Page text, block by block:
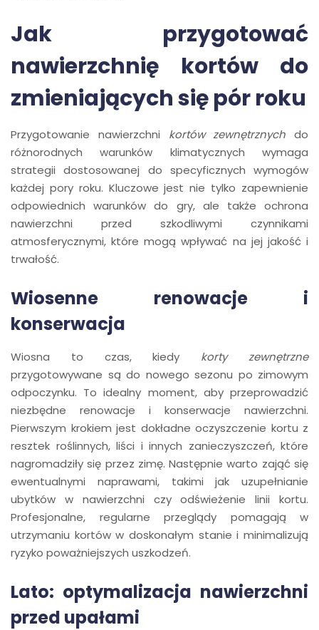
Jak przygotować
nawierzchnię kortów do
zmieniających się pór roku
Przygotowanie nawierzchni kortów zewnętrznych do
różnorodnych warunków klimatycznych wymaga
strategii dostosowanej do specyficznych wymogów
każdej pory roku. Kluczowe jest nie tylko zapewnienie
odpowiednich warunków do gry, ale także ochrona
nawierzchni przed szkodliwymi czynnikami
atmosferycznymi, które mogą wpływać na jej jakość i
trwałość.
Wiosenne renowacje i
konserwacja
Wiosna to czas, kiedy korty zewnętrzne
przygotowywane są do nowego sezonu po zimowym
odpoczynku. To idealny moment, aby przeprowadzić
niezbędne renowacje i konserwacje nawierzchni.
Pierwszym krokiem jest dokładne oczyszczenie kortu z
resztek roślinnych, liści i innych zanieczyszczeń, które
nagromadziły się przez zimę. Następnie warto zająć się
ewentualnymi naprawami, takimi jak uzupełnianie
ubytków w nawierzchni czy odświeżenie linii kortu.
Profesjonalne, regularne przeglądy pomagają w
utrzymaniu kortów w doskonałym stanie i minimalizują
ryzyko poważniejszych uszkodzeń.
Lato: optymalizacja nawierzchni
przed upałami